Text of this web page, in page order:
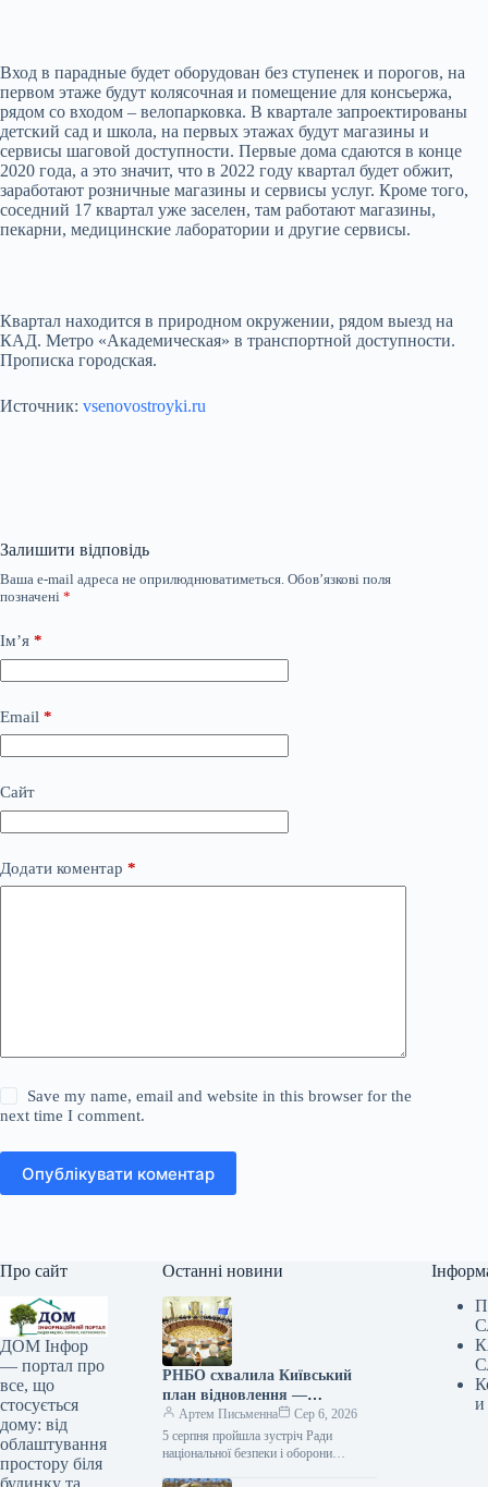
Вход в парадные будет оборудован без ступенек и порогов, на
первом этаже будут колясочная и помещение для консьержа,
рядом со входом – велопарковка. В квартале запроектированы
детский сад и школа, на первых этажах будут магазины и
сервисы шаговой доступности. Первые дома сдаются в конце
2020 года, а это значит, что в 2022 году квартал будет обжит,
заработают розничные магазины и сервисы услуг. Кроме того,
соседний 17 квартал уже заселен, там работают магазины,
пекарни, медицинские лаборатории и другие сервисы.
Квартал находится в природном окружении, рядом выезд на
КАД. Метро «Академическая» в транспортной доступности.
Прописка городская.
Источник: vsenovostroyki.ru
Залишити відповідь
Ваша e-mail адреса не оприлюднюватиметься. Обов’язкові поля
позначені *
Ім’я *
Email *
Сайт
Додати коментар *
Save my name, email and website in this browser for the
next time I comment.
Опублікувати коментар
Про сайт
ДОМ Інфор
— портал про
все, що
стосується
дому: від
облаштування
простору біля
будинку та
Останні новини
РНБО схвалила Київський
план відновлення —
Клименко
Артем Письменна
Сер 6, 2026
5 серпня пройшла зустріч Ради
національної безпеки і оборони
и